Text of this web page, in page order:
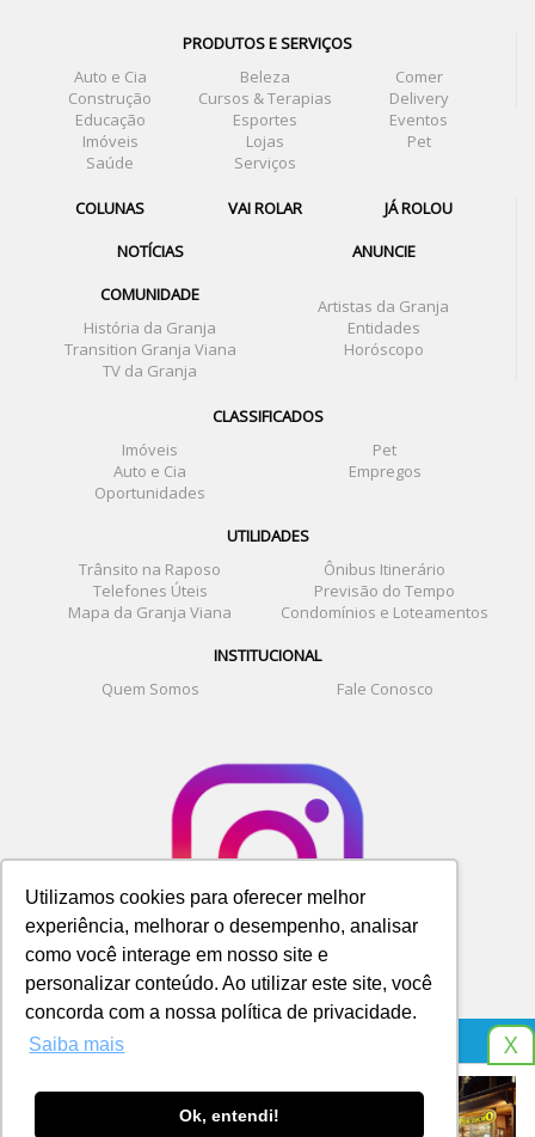
Utilizamos cookies para oferecer melhor
experiência, melhorar o desempenho, analisar
como você interage em nosso site e
personalizar conteúdo. Ao utilizar este site, você
concorda com a nossa política de privacidade.
Saiba mais
Ok, entendi!
X
PRODUTOS E SERVIÇOS
Auto e Cia
Beleza
Comer
Construção
Cursos & Terapias
Delivery
Educação
Esportes
Eventos
Imóveis
Lojas
Pet
Saúde
Serviços
COLUNAS VAI ROLAR
JÁ ROLOU
NOTÍCIAS
ANUNCIE
COMUNIDADE
Artistas da Granja
História da Granja
Entidades
Transition Granja Viana
Horóscopo
TV da Granja
CLASSIFICADOS
Imóveis
Pet
Auto e Cia
Empregos
Oportunidades
UTILIDADES
Trânsito na Raposo
Ônibus Itinerário
Telefones Úteis
Previsão do Tempo
Mapa da Granja Viana
Condomínios e Loteamentos
INSTITUCIONAL
Quem Somos
Fale Conosco
© SITE DA GRANJA. TELEFONE E WHATSAPP 9 8266 8541